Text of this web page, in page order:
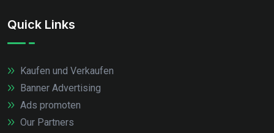
Quick Links
Kaufen und Verkaufen
Banner Advertising
Ads promoten
Our Partners